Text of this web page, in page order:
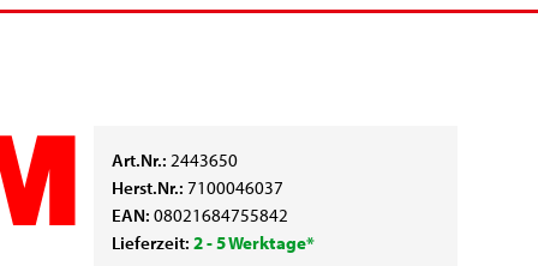
Art.Nr.:2443650
Herst.Nr.:7100046037
EAN:08021684755842
Lieferzeit:2 - 5 Werktage*